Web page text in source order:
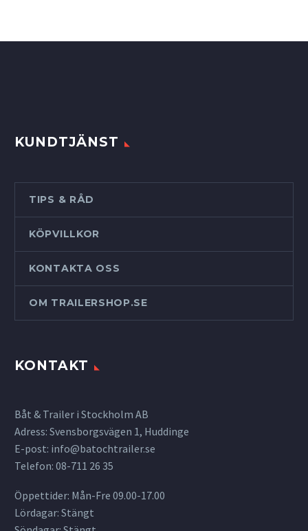
KUNDTJÄNST
TIPS & RÅD
KÖPVILLKOR
KONTAKTA OSS
OM TRAILERSHOP.SE
KONTAKT
Båt & Trailer i Stockholm AB
Adress: Svensborgsvägen 1, Huddinge
E-post: info@batochtrailer.se
Telefon: 08-711 26 35
Öppettider: Mån-Fre 09.00-17.00
Lördagar: Stängt